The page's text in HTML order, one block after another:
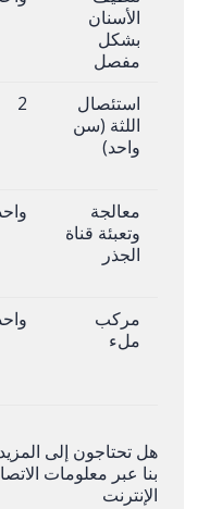
الأسنان
بشكل
مفصل
استئصال
اللثة (سن
واحد)
2
معالجة
وتعبئة قناة
الجذر
مركب
ملء
هل تحتاجون إلى
بنا عبر معلومات
الإنترنت